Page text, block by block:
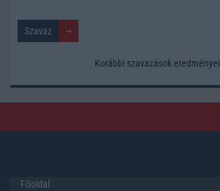
Korábbi szavazások eredményei
Főoldal